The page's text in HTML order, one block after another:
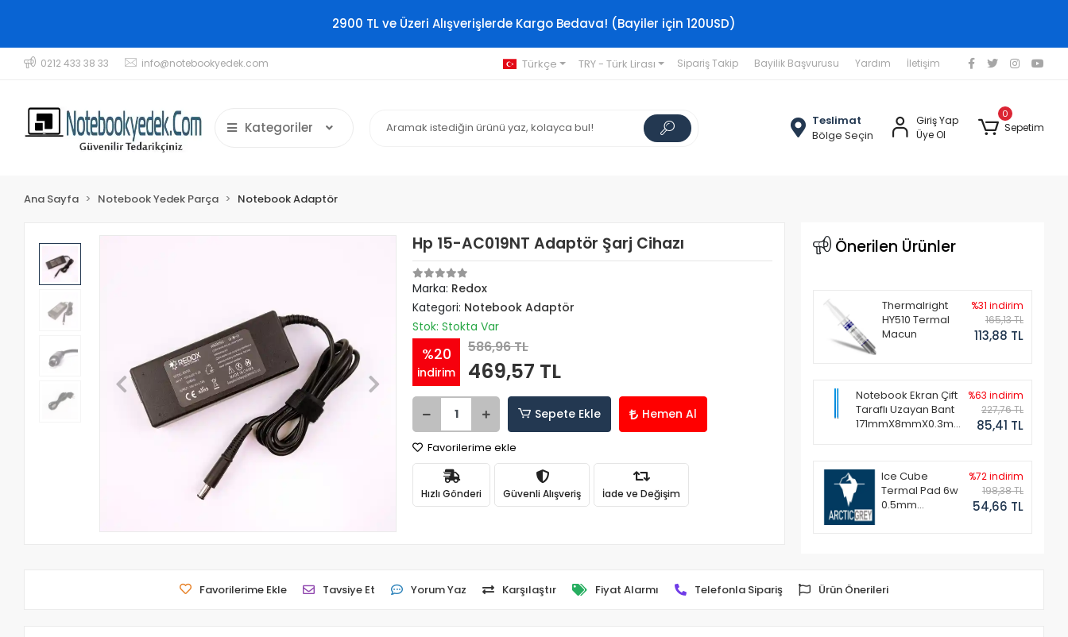
2900 TL ve Üzeri Alışverişlerde Kargo Bedava! (Bayiler için 120USD)
0212 433 38 33 info@notebookyedek.com Türkçe TRY - Türk Lirası Sipariş Takip Bayilik Başvurusu Yardım İletişim
Kategoriler
Teslimat
Bölge Seçin
Giriş Yap
Üye Ol
0
Sepetim
Ana Sayfa Notebook Yedek Parça Notebook Adaptör
Hp 15-AC019NT Adaptör Şarj Cihazı
Marka: Redox
Kategori: Notebook Adaptör
Stok: Stokta Var
%20
indirim
586,96 TL
469,57 TL
Sepete Ekle Hemen Al
Favorilerime ekle
Hızlı Gönderi Güvenli Alışveriş İade ve Değişim
Önerilen Ürünler
Thermalright
HY510 Termal
Macun
%31 indirim
165,13 TL
113,88 TL
Notebook Ekran Çift
Taraflı Uzayan Bant
171mmX8mmX0.3mm
%63 indirim
227,76 TL
85,41 TL
Ice Cube
Termal Pad 6w
0.5mm
%72 indirim
198,38 TL
54,66 TL
Favorilerime Ekle Tavsiye Et Yorum Yaz Karşılaştır Fiyat Alarmı Telefonla Sipariş Ürün Önerileri